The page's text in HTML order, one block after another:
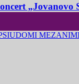
„Jovanovo
UDOMI ME